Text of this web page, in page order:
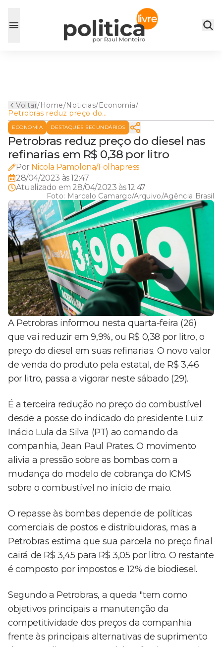
Voltar/Home/Noticias/Economia/
Petrobras reduz preço do
diesel nas refinarias em R$
0,38 por litro
ECONOMIA DESTAQUES SECUNDÁRIOS
Petrobras reduz preço do diesel nas
refinarias em R$ 0,38 por litro
Por Nicola Pamplona/Folhapress
28/04/2023 às 12:47
Atualizado em 28/04/2023 às 12:47
Foto: Marcelo Camargo/Arquivo/Agência Brasil
A Petrobras informou nesta quarta-feira (26)
que vai reduzir em 9,9%, ou R$ 0,38 por litro, o
preço do diesel em suas refinarias. O novo valor
de venda do produto pela estatal, de R$ 3,46
por litro, passa a vigorar neste sábado (29).
É a terceira redução no preço do combustível
desde a posse do indicado do presidente Luiz
Inácio Lula da Silva (PT) ao comando da
companhia, Jean Paul Prates. O movimento
alivia a pressão sobre as bombas com a
mudança do modelo de cobrança do ICMS
sobre o combustível no início de maio.
O repasse às bombas depende de políticas
comerciais de postos e distribuidoras, mas a
Petrobras estima que sua parcela no preço final
cairá de R$ 3,45 para R$ 3,05 por litro. O restante
é composto por impostos e 12% de biodiesel.
Segundo a Petrobras, a queda "tem como
objetivos principais a manutenção da
competitividade dos preços da companhia
frente às principais alternativas de suprimento